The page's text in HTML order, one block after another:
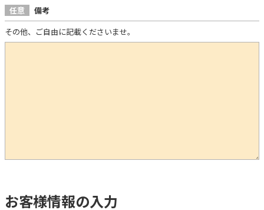
任意
備考
その他、ご自由に記載くださいませ。
お客様情報の入力